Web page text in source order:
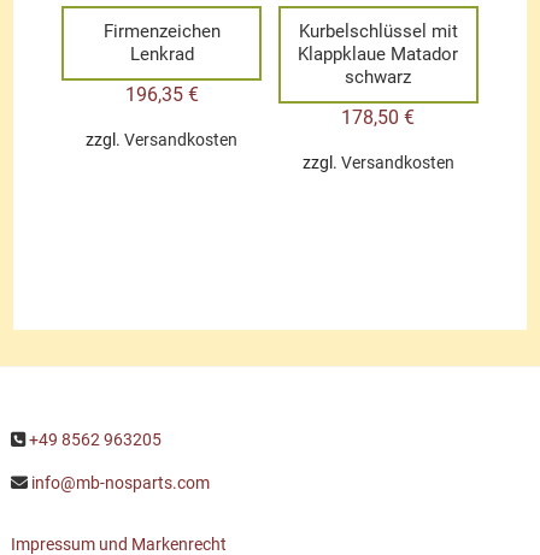
Firmenzeichen
Lenkrad
196,35 €
zzgl.Versandkosten
Kurbelschlüssel mit
Klappklaue Matador
schwarz
178,50€
zzgl. Versandkosten
+49 8562 963205
info@mb-nosparts.com
Impressum und Markenrecht